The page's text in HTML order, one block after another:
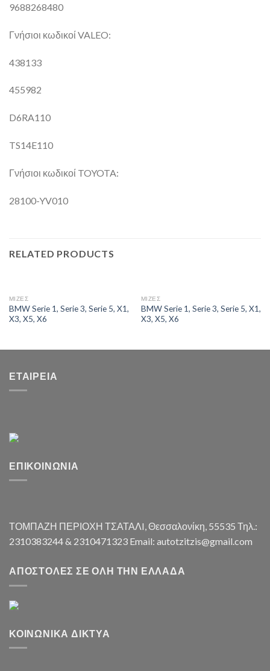
9688268480
Γνήσιοι κωδικοί VALEO:
438133
455982
D6RA110
TS14E110
Γνήσιοι κωδικοί TOYOTA:
28100-YV010
RELATED PRODUCTS
ΜΙΖΕΣ
BMW Serie 1, Serie 3, Serie 5, X1,
X3, X5, X6
ΜΙΖΕΣ
BMW Serie 1, Serie 3, Serie 5, X1,
X3, X5, X6
ΕΤΑΙΡΕΊΑ
ΕΠΙΚΟΙΝΩΝΊΑ
ΤΟΜΠΑΖΗ ΠΕΡΙΟΧΗ ΤΣΑΤΑΛI, Θεσσαλονίκη, 55535 Τηλ.:
2310383244 & 2310471323 Email: autotzitzis@gmail.com
ΑΠΟΣΤΟΛΈΣ ΣΕ ΌΛΗ ΤΗΝ ΕΛΛΆΔΑ
ΚΟΙΝΩΝΙΚΆ ΔΊΚΤΥΑ